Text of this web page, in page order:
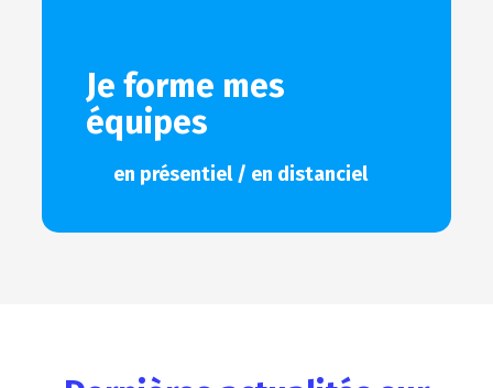
Je forme mes
équipes
en présentiel / en distanciel